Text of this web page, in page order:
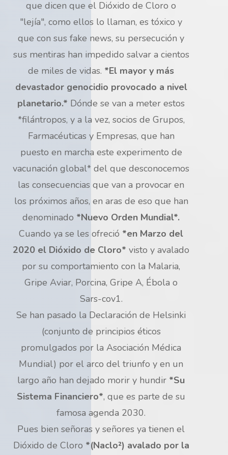
que dicen que el Dióxido de Cloro o
"lejía", como ellos lo llaman, es tóxico y
que con sus fake news, su persecución y
sus mentiras han impedido salvar a cientos
de miles de vidas. *El mayor y más
devastador genocidio provocado a nivel
planetario.* Dónde se van a meter estos
*filántropos, y a la vez, socios de Grupos,
Farmacéuticas y Empresas, que han
puesto en marcha este experimento de
vacunación global* del que desconocemos
las consecuencias que van a provocar en
los próximos años, en aras de eso que han
denominado *Nuevo Orden Mundial*.
Cuando ya se les ofreció *en Marzo del
2020 el Dióxido de Cloro* visto y avalado
por su comportamiento con la Malaria,
Gripe Aviar, Porcina, Gripe A, Ébola o
Sars-cov1.
Se han pasado la Declaración de Helsinki
(conjunto de principios éticos
promulgados por la Asociación Médica
Mundial) por el arco del triunfo y en un
largo año han dejado morir y hundir *Su
Sistema Financiero*, que es parte de su
famosa agenda 2030.
Pues bien señoras y señores ya tienen el
Dióxido de Cloro *(Naclo²) avalado por la